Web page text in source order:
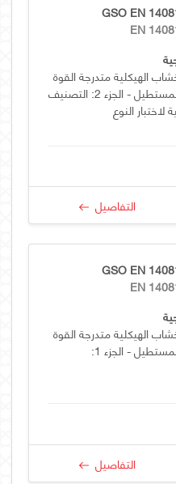
GSO EN
EN
الهيكلية متدرجة القوة
مع المقطع العرضي المستطيل - الجزء 2: التصنيف
النوع
التفاصيل
GSO EN
EN
الهيكلية متدرجة القوة
مع المقطع العرضي المستطيل - الجزء 1:
التفاصيل